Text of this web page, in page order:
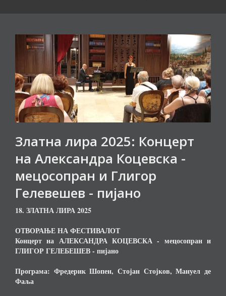
Златна лира 2025: Концерт
на Александра Коцевска -
мецосопран и Глигор
Гелевешев - пијано
18. ЗЛАТНА ЛИРА 2025
ОТВОРАЊЕ НА ФЕСТИВАЛОТ
Концерт на АЛЕКСАНДРА КОЦЕВСКА - мецосопран и
ГЛИГОР ГЕЛЕБЕШЕВ - пијано
Програма: Фредерик Шопен, Стојан Стојков, Мануел де
Фаља